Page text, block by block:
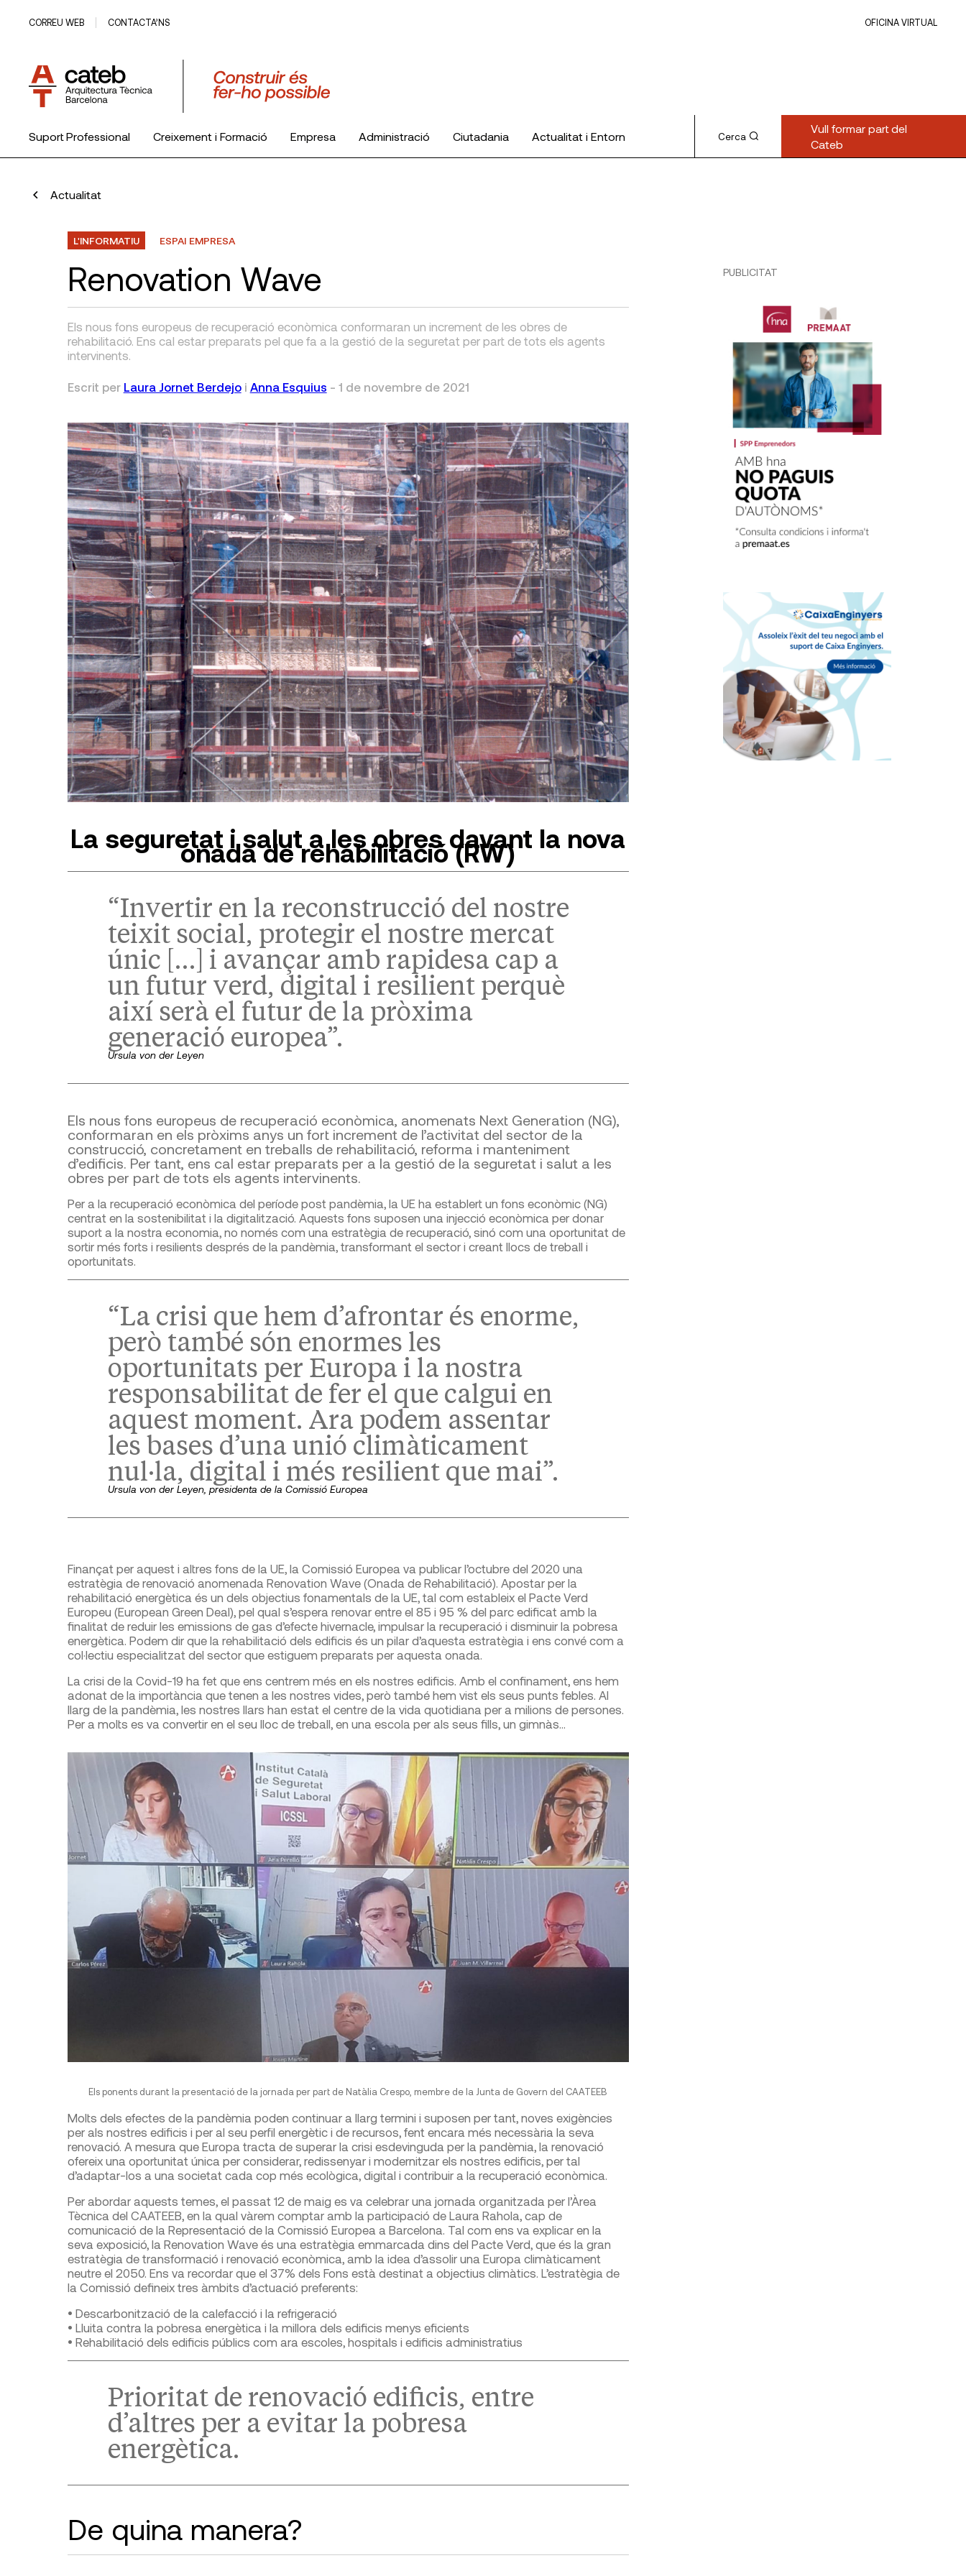
CORREU WEB CONTACTA’NS OFICINA VIRTUAL
Suport Professional Creixement i Formació Empresa Administració Ciutadania Actualitat i Entorn Cerca
Vull formar part del
Cateb
Actualitat
L'INFORMATIU ESPAI EMPRESA
Renovation Wave
Els nous fons europeus de recuperació econòmica conformaran un increment de les obres de
rehabilitació. Ens cal estar preparats pel que fa a la gestió de la seguretat per part de tots els agents
intervinents.
Escrit per Laura Jornet Berdejoi Anna Esquius - 1 de novembre de 2021
La seguretat i salut a les obres davant la nova
onada de rehabilitació (RW)
“Invertir en la reconstrucció del nostre
teixit social, protegir el nostre mercat
únic […] i avançar amb rapidesa cap a
un futur verd, digital i resilient perquè
així serà el futur de la pròxima
generació europea”.
Ursula von der Leyen
Els nous fons europeus de recuperació econòmica, anomenats Next Generation (NG),
conformaran en els pròxims anys un fort increment de l’activitat del sector de la
construcció, concretament en treballs de rehabilitació, reforma i manteniment
d’edificis. Per tant, ens cal estar preparats per a la gestió de la seguretat i salut a les
obres per part de tots els agents intervinents.
Per a la recuperació econòmica del període post pandèmia, la UE ha establert un fons econòmic (NG)
centrat en la sostenibilitat i la digitalització. Aquests fons suposen una injecció econòmica per donar
suport a la nostra economia, no només com una estratègia de recuperació, sinó com una oportunitat de
sortir més forts i resilients després de la pandèmia, transformant el sector i creant llocs de treball i
oportunitats.
“La crisi que hem d’afrontar és enorme,
però també són enormes les
oportunitats per Europa i la nostra
responsabilitat de fer el que calgui en
aquest moment. Ara podem assentar
les bases d’una unió climàticament
nul·la, digital i més resilient que mai”.
Ursula von der Leyen, presidenta de la Comissió Europea
Finançat per aquest i altres fons de la UE, la Comissió Europea va publicar l’octubre del 2020 una
estratègia de renovació anomenada Renovation Wave (Onada de Rehabilitació). Apostar per la
rehabilitació energètica és un dels objectius fonamentals de la UE, tal com estableix el Pacte Verd
Europeu (European Green Deal), pel qual s’espera renovar entre el 85 i 95 % del parc edificat amb la
finalitat de reduir les emissions de gas d’efecte hivernacle, impulsar la recuperació i disminuir la pobresa
energètica. Podem dir que la rehabilitació dels edificis és un pilar d’aquesta estratègia i ens convé com a
col·lectiu especialitzat del sector que estiguem preparats per aquesta onada.
La crisi de la Covid-19 ha fet que ens centrem més en els nostres edificis. Amb el confinament, ens hem
adonat de la importància que tenen a les nostres vides, però també hem vist els seus punts febles. Al
llarg de la pandèmia, les nostres llars han estat el centre de la vida quotidiana per a milions de persones.
Per a molts es va convertir en el seu lloc de treball, en una escola per als seus fills, un gimnàs…
Els ponents durant la presentació de la jornada per part de Natàlia Crespo, membre de la Junta de Govern del CAATEEB
Molts dels efectes de la pandèmia poden continuar a llarg termini i suposen per tant, noves exigències
per als nostres edificis i per al seu perfil energètic i de recursos, fent encara més necessària la seva
renovació. A mesura que Europa tracta de superar la crisi esdevinguda per la pandèmia, la renovació
ofereix una oportunitat única per considerar, redissenyar i modernitzar els nostres edificis, per tal
d’adaptar-los a una societat cada cop més ecològica, digital i contribuir a la recuperació econòmica.
Per abordar aquests temes, el passat 12 de maig es va celebrar una jornada organitzada per l’Àrea
Tècnica del CAATEEB, en la qual vàrem comptar amb la participació de Laura Rahola, cap de
comunicació de la Representació de la Comissió Europea a Barcelona. Tal com ens va explicar en la
seva exposició, la Renovation Wave és una estratègia emmarcada dins del Pacte Verd, que és la gran
estratègia de transformació i renovació econòmica, amb la idea d’assolir una Europa climàticament
neutre el 2050. Ens va recordar que el 37% dels Fons està destinat a objectius climàtics. L’estratègia de
la Comissió defineix tres àmbits d’actuació preferents:
• Descarbonització de la calefacció i la refrigeració
• Lluita contra la pobresa energètica i la millora dels edificis menys eficients
• Rehabilitació dels edificis públics com ara escoles, hospitals i edificis administratius
Prioritat de renovació edificis, entre
d’altres per a evitar la pobresa
energètica.
De quina manera?
PUBLICITAT